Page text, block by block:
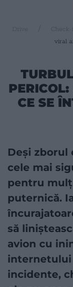
Drive
viral
CE SE
Deși zborul
cele mai
pentru
puternică.
să
avion cu
internetului
incidente,